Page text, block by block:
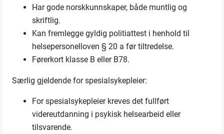
Har gode norskkunnskaper, både muntlig og
skriftlig.
Kan fremlegge gyldig politiattest i henhold til
helsepersonelloven § 20 a før tiltredelse.
Førerkort klasse B eller B78.
Særlig gjeldende for spesialsykepleier:
For spesialsykepleier kreves det fullført
videreutdanning i psykisk helsearbeid eller
tilsvarende.